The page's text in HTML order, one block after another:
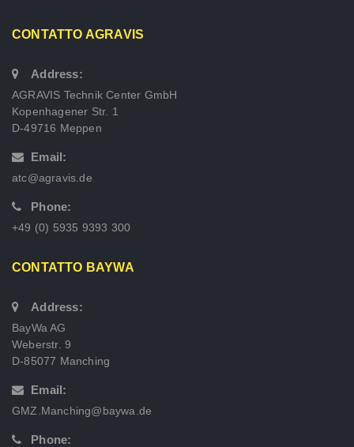
CONTATTO AGRAVIS
Address:
AGRAVIS Technik Center GmbH
Kopenhagener Str. 1
D-49716 Meppen
Email:
atc@agravis.de
Phone:
+49 (0) 5935 9393 300
CONTATTO BAYWA
Address:
BayWa AG
Weberstr. 9
D-85077 Manching
Email:
GMZ.Manching@baywa.de
Phone: